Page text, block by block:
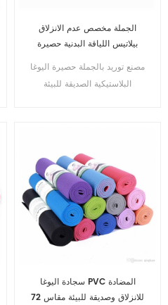
الجملة مخصص عدم الانزلاق
بيلاتيس اللياقة البدنية حصيرة
مصنع توريد بالجملة حصيرة اليوغا
البلاستيكية الصديقة للبيئة
سجادة اليوغا PVC المضادة
للانزلاق وصديقة للبيئة مقاس 72